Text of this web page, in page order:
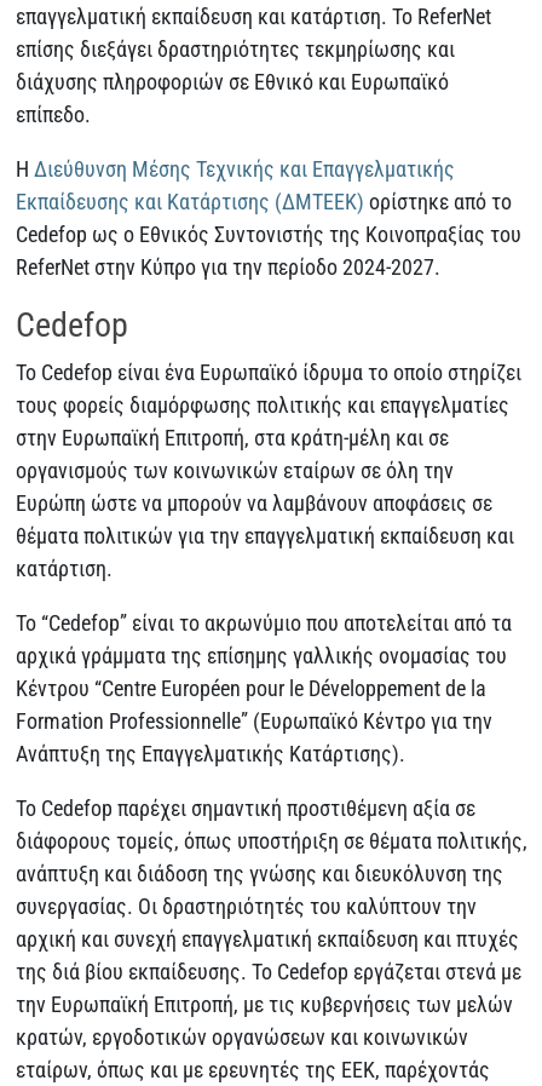
επαγγελματική εκπαίδευση και κατάρτιση. Το ReferNet
επίσης διεξάγει δραστηριότητες τεκμηρίωσης και
διάχυσης πληροφοριών σε Εθνικό και Ευρωπαϊκό
επίπεδο.
Η Διεύθυνση Μέσης Τεχνικής και Επαγγελματικής
Εκπαίδευσης και Κατάρτισης (ΔΜΤΕΕΚ) ορίστηκε από το
Cedefop ως ο Εθνικός Συντονιστής της Κοινοπραξίας του
ReferNet στην Κύπρο για την περίοδο 2024-2027.
Cedefop
Το Cedefop είναι ένα Ευρωπαϊκό ίδρυμα το οποίο στηρίζει
τους φορείς διαμόρφωσης πολιτικής και επαγγελματίες
στην Ευρωπαϊκή Επιτροπή, στα κράτη-μέλη και σε
οργανισμούς των κοινωνικών εταίρων σε όλη την
Ευρώπη ώστε να μπορούν να λαμβάνουν αποφάσεις σε
θέματα πολιτικών για την επαγγελματική εκπαίδευση και
κατάρτιση.
To “Cedefop” είναι το ακρωνύμιο που αποτελείται από τα
αρχικά γράμματα της επίσημης γαλλικής ονομασίας του
Κέντρου “Centre Européen pour le Développement de la
Formation Professionnelle” (Ευρωπαϊκό Κέντρο για την
Ανάπτυξη της Επαγγελματικής Κατάρτισης).
Το Cedefop παρέχει σημαντική προστιθέμενη αξία σε
διάφορους τομείς, όπως υποστήριξη σε θέματα πολιτικής,
ανάπτυξη και διάδοση της γνώσης και διευκόλυνση της
συνεργασίας. Οι δραστηριότητές του καλύπτουν την
αρχική και συνεχή επαγγελματική εκπαίδευση και πτυχές
της διά βίου εκπαίδευσης. Το Cedefop εργάζεται στενά με
την Ευρωπαϊκή Επιτροπή, με τις κυβερνήσεις των μελών
κρατών, εργοδοτικών οργανώσεων και κοινωνικών
εταίρων, όπως και με ερευνητές της ΕΕΚ, παρέχοντάς